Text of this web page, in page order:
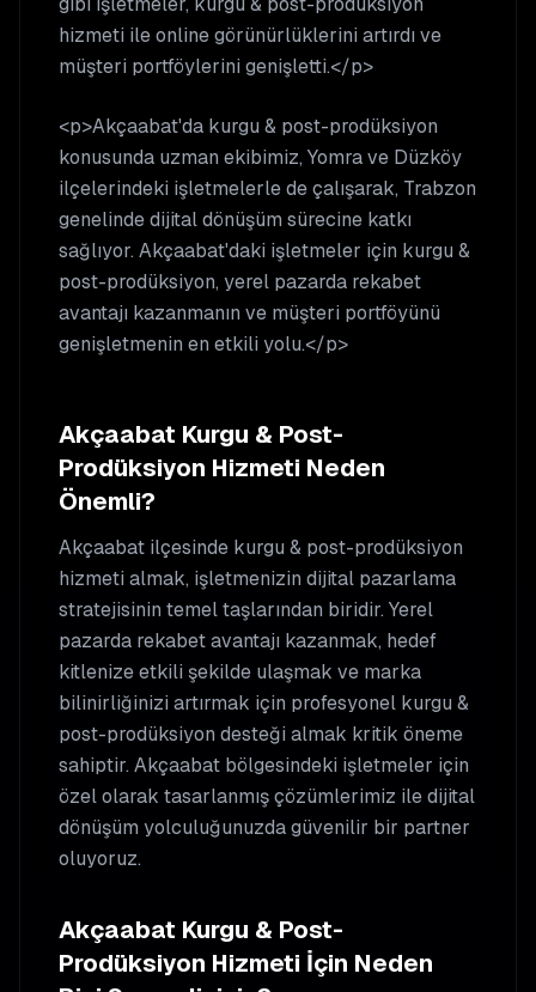
hizmeti ile online görünürlüklerini artırdı ve
müşteri portföylerini genişletti.</p>
<p>Akçaabat'da kurgu & post-prodüksiyon
konusunda uzman ekibimiz, Yomra ve Düzköy
ilçelerindeki işletmelerle de çalışarak, Trabzon
genelinde dijital dönüşüm sürecine katkı
sağlıyor. Akçaabat'daki işletmeler için kurgu &
post-prodüksiyon, yerel pazarda rekabet
avantajı kazanmanın ve müşteri portföyünü
genişletmenin en etkili yolu.</p>
Akçaabat Kurgu & Post-
Prodüksiyon Hizmeti Neden
Önemli?
Akçaabat ilçesinde kurgu & post-prodüksiyon
hizmeti almak, işletmenizin dijital pazarlama
stratejisinin temel taşlarından biridir. Yerel
pazarda rekabet avantajı kazanmak, hedef
kitlenize etkili şekilde ulaşmak ve marka
bilinirliğinizi artırmak için profesyonel kurgu &
post-prodüksiyon desteği almak kritik öneme
sahiptir. Akçaabat bölgesindeki işletmeler için
özel olarak tasarlanmış çözümlerimiz ile dijital
dönüşüm yolculuğunuzda güvenilir bir partner
oluyoruz.
Akçaabat Kurgu & Post-
Prodüksiyon Hizmeti İçin Neden